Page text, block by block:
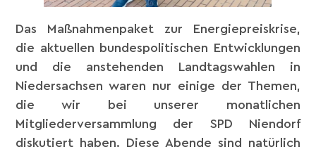
Das Maßnahmenpaket zur Energiepreiskrise,
die aktuellen bundespolitischen Entwicklungen
und die anstehenden Landtagswahlen in
Niedersachsen waren nur einige der Themen,
die wir bei unserer monatlichen
Mitgliederversammlung der SPD Niendorf
diskutiert haben. Diese Abende sind natürlich